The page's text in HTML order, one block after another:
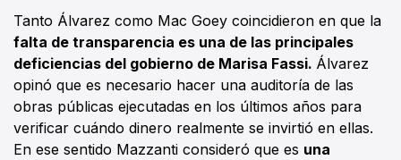
Tanto Álvarez como Mac Goey coincidieron en que la
falta de transparencia es una de las principales
deficiencias del gobierno de Marisa Fassi. Álvarez
opinó que es necesario hacer una auditoría de las
obras públicas ejecutadas en los últimos años para
verificar cuándo dinero realmente se invirtió en ellas.
En ese sentido Mazzanti consideró que es una